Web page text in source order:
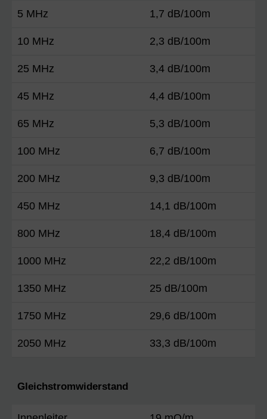
5 MHz 1,7 dB/100m
10 MHz 2,3 dB/100m
25 MHz 3,4 dB/100m
45 MHz 4,4 dB/100m
65 MHz 5,3 dB/100m
100 MHz 6,7 dB/100m
200 MHz 9,3 dB/100m
450 MHz 14,1 dB/100m
800 MHz 18,4 dB/100m
1000 MHz 22,2 dB/100m
1350 MHz 25 dB/100m
1750 MHz 29,6 dB/100m
2050 MHz 33,3 dB/100m
Gleichstromwiderstand